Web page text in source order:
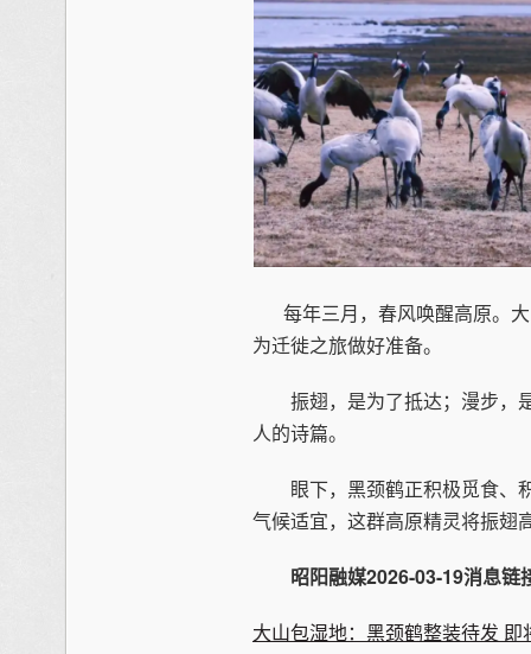
每年三月，春风唤醒高原。
为迁徙之旅做好准备。
振翅，是为了抵达；漫步，
人的诗篇。
眼下，黑颈鹤正积极觅食、
气候适宜，这群高原精灵将振翅
昭阳融媒2026-03-19消息链
大山包湿地：黑颈鹤整装待发 即